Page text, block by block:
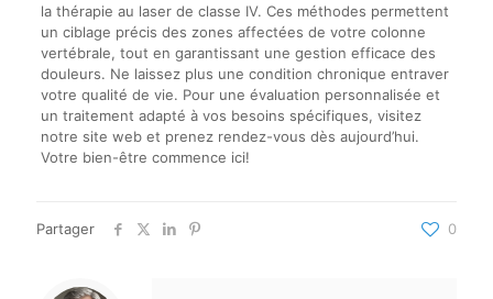
la thérapie au laser de classe IV. Ces méthodes permettent
un ciblage précis des zones affectées de votre colonne
vertébrale, tout en garantissant une gestion efficace des
douleurs. Ne laissez plus une condition chronique entraver
votre qualité de vie. Pour une évaluation personnalisée et
un traitement adapté à vos besoins spécifiques, visitez
notre site web et prenez rendez-vous dès aujourd’hui.
Votre bien-être commence ici!
Partager 0